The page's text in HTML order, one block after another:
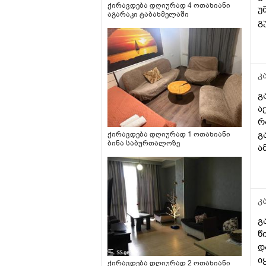
ქირავდება დღიურად 4 ოთახიანი
აგარაკი ტაბახმელაში
ქირავდება დღიურად 1 ოთახიანი
ბინა საბურთალოზე
ქირავდება დღიურად 2 ოთახიანი